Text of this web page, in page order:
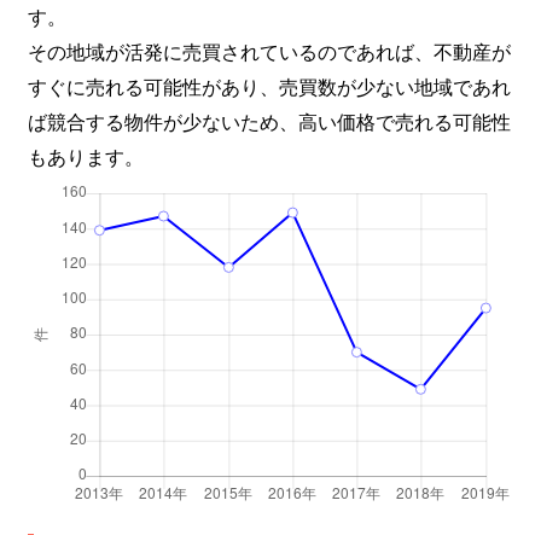
す。
その地域が活発に売買されているのであれば、不動産が
すぐに売れる可能性があり、売買数が少ない地域であれ
ば競合する物件が少ないため、高い価格で売れる可能性
もあります。